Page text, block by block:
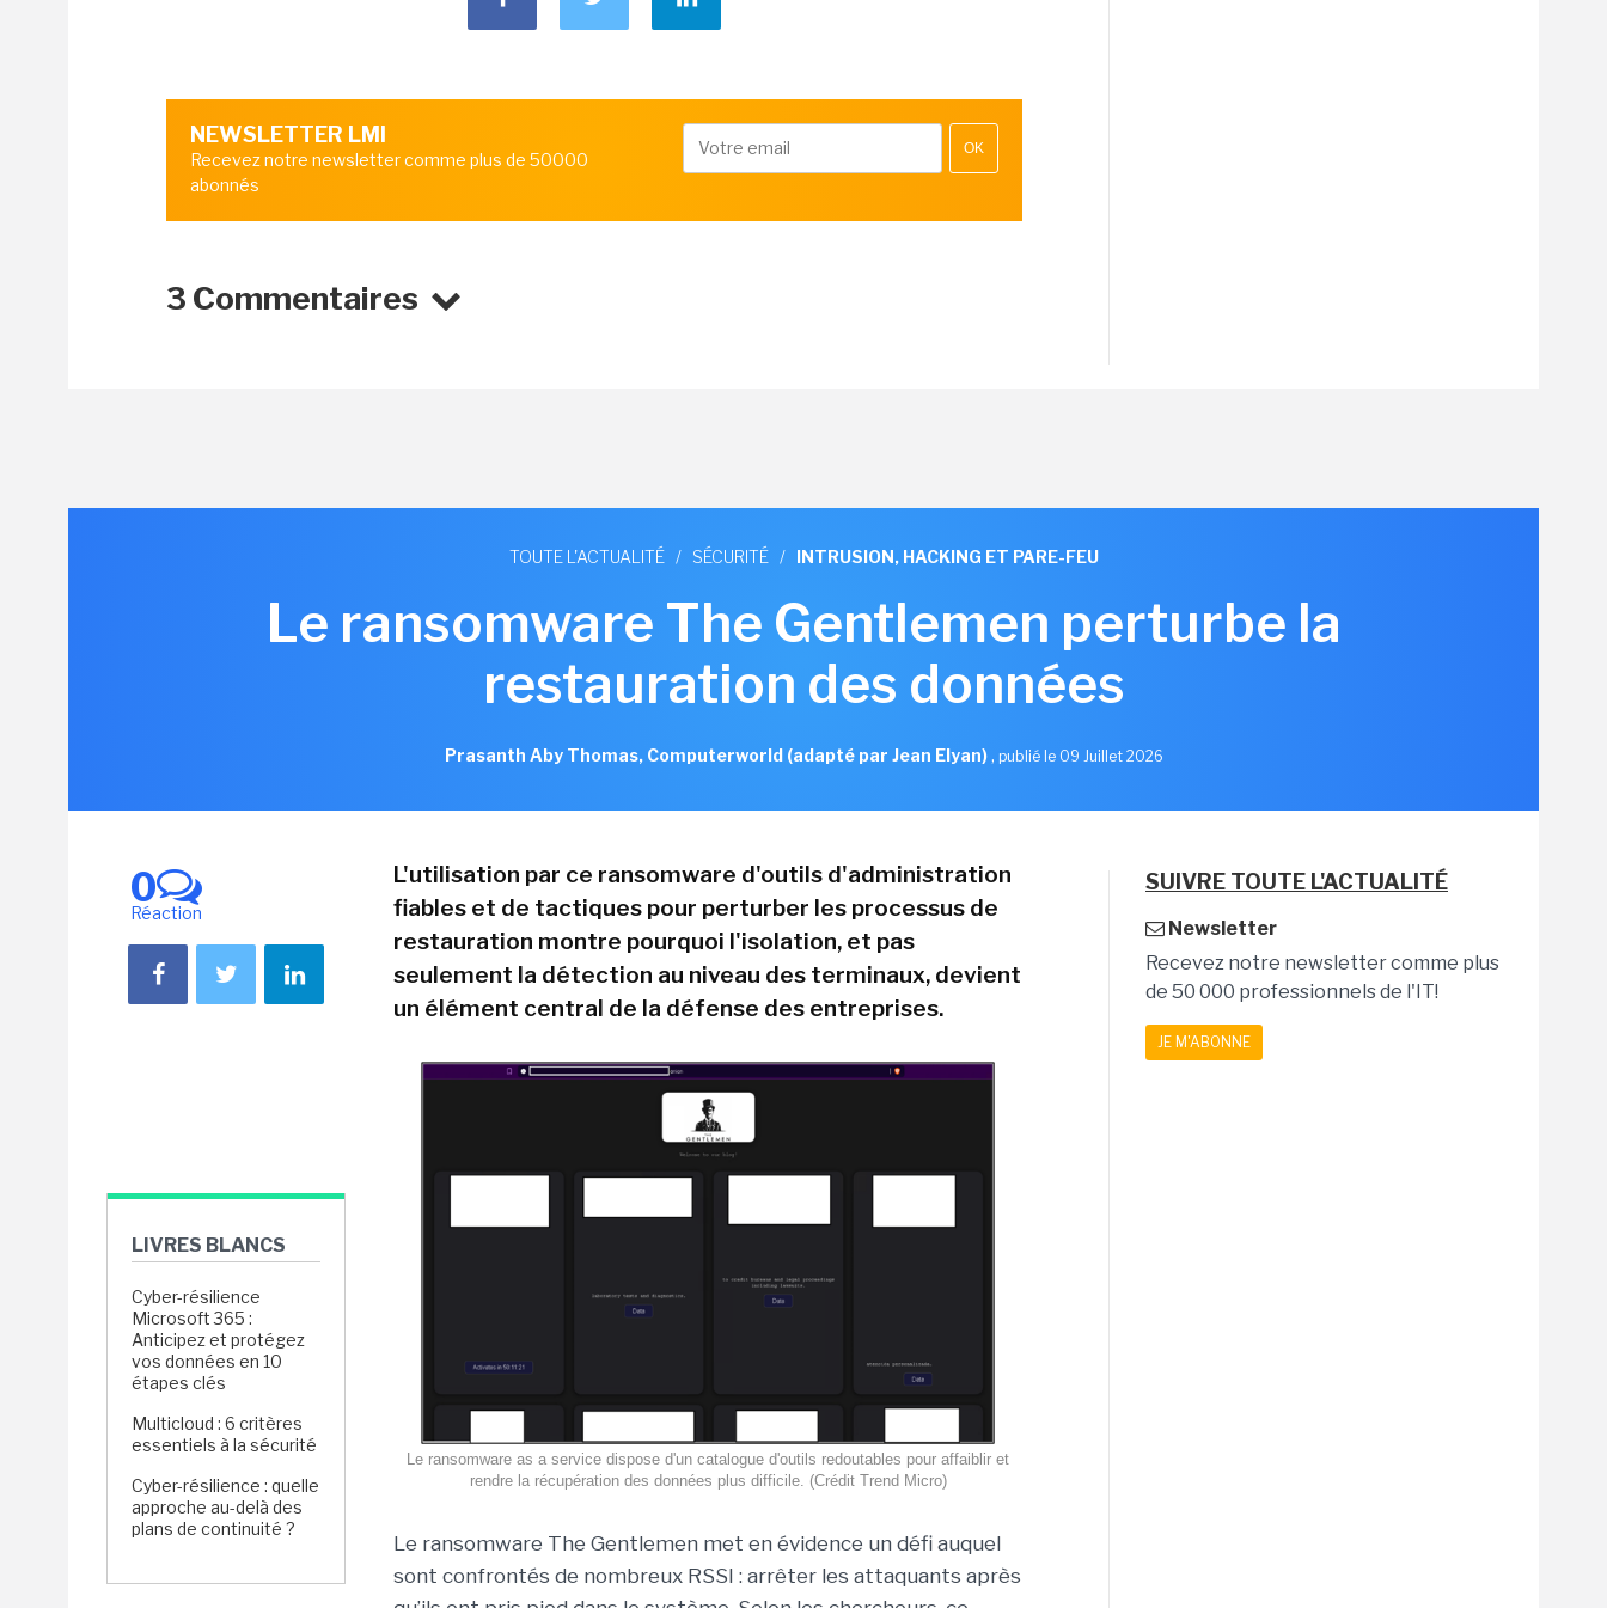
NEWSLETTER LMI
Recevez notre newsletter comme plus de 50000
abonnés
OK
3 Commentaires
TOUTE L'ACTUALITÉ / SÉCURITÉ / INTRUSION, HACKING ET PARE-FEU
Le ransomware The Gentlemen perturbe la
restauration des données
Prasanth Aby Thomas, Computerworld (adapté par Jean Elyan), publié le 09 Juillet 2026
0
Réaction
LIVRES BLANCS
Cyber-résilience
Microsoft 365 :
Anticipez et protégez
vos données en 10
étapes clés
Multicloud : 6 critères
essentiels à la sécurité
Cyber-résilience : quelle
approche au-delà des
plans de continuité ?
L'utilisation par ce ransomware d'outils d'administration
fiables et de tactiques pour perturber les processus de
restauration montre pourquoi l'isolation, et pas
seulement la détection au niveau des terminaux, devient
un élément central de la défense des entreprises.
Le ransomware as a service dispose d'un catalogue d'outils redoutables pour affaiblir et
rendre la récupération des données plus difficile. (Crédit Trend Micro)
Le ransomware The Gentlemen met en évidence un défi auquel
sont confrontés de nombreux RSSI : arrêter les attaquants après
SUIVRE TOUTE L'ACTUALITÉ
Newsletter
Recevez notre newsletter comme plus
de 50 000 professionnels de l'IT!
JE M'ABONNE